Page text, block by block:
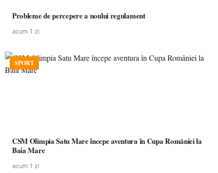
Probleme de percepere a noului regulament
acum 1 zi
SPORT
CSM Olimpia Satu Mare începe aventura în Cupa României la
Baia Mare
acum 1 zi